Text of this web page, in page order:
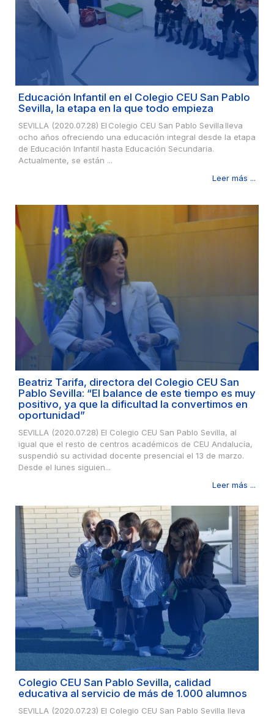
Educación Infantil en el Colegio CEU San Pablo
Sevilla, la etapa en la que todo empieza
SEVILLA (2020.07.28) El Colegio CEU San Pablo Sevilla lleva
ocho años ofreciendo una educación integral desde la etapa
de Educación Infantil hasta Educación Secundaria.
Actualmente, se están ...
Leer más ...
Beatriz Tarifa, directora del Colegio CEU San
Pablo Sevilla: “El balance de este tiempo es muy
positivo, ya que la dificultad la convertimos en
oportunidad”
SEVILLA (2020.07.28) El Colegio CEU San Pablo Sevilla, al
igual que el resto de centros académicos de CEU Andalucía,
suspendió su actividad docente presencial el 13 de marzo.
Desde el lunes siguien...
Leer más ...
Colegio CEU San Pablo Sevilla, calidad
educativa al servicio de más de 1.000 alumnos
SEVILLA (2020.07.23) El Colegio CEU San Pablo Sevilla lleva